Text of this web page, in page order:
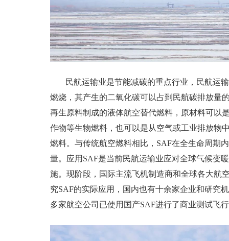
民航运输业是节能减碳的重点行业，民航运
燃烧，其产生的二氧化碳可以占到民航碳排放量
再生原料制成的液体航空替代燃料，原材料可以
作物等生物燃料，也可以是从空气或工业排放物
燃料。与传统航空燃料相比，SAF在全生命周期
量。应用SAF是当前民航运输业应对全球气候变
施。现阶段，国际主流飞机制造商和全球各大航
究SAF的实际应用，国内也有十余家企业和研究
多家航空公司已使用国产SAF进行了商业测试飞